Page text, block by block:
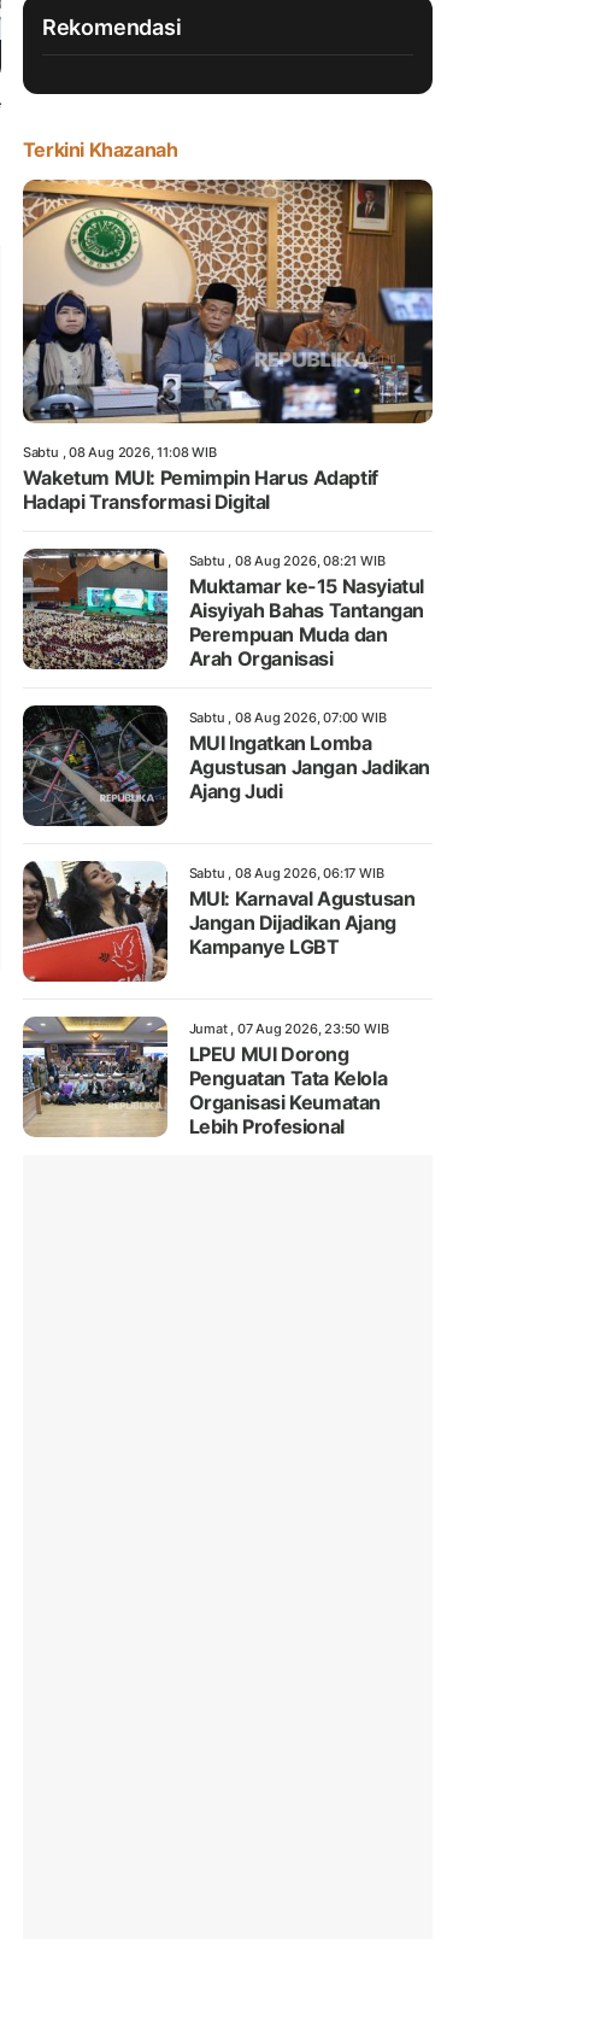
Rekomendasi
Terkini Khazanah
Sabtu , 08 Aug 2026, 11:08 WIB
Waketum MUI: Pemimpin Harus Adaptif
Hadapi Transformasi Digital
Sabtu , 08 Aug 2026, 08:21 WIB
Muktamar ke-15 Nasyiatul
Aisyiyah Bahas Tantangan
Perempuan Muda dan
Arah Organisasi
Sabtu , 08 Aug 2026, 07:00 WIB
MUI Ingatkan Lomba
Agustusan Jangan Jadikan
Ajang Judi
Sabtu , 08 Aug 2026, 06:17 WIB
MUI: Karnaval Agustusan
Jangan Dijadikan Ajang
Kampanye LGBT
Jumat , 07 Aug 2026, 23:50 WIB
LPEU MUI Dorong
Penguatan Tata Kelola
Organisasi Keumatan
Lebih Profesional